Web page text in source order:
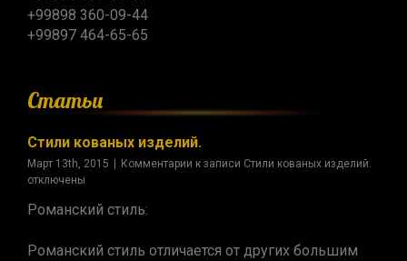
+99898 360-09-44
+99897 464-65-65
Статьи
Стили кованых изделий.
Март 13th, 2015 Комментарии к записи Стили кованых изделий.
отключены
Романский стиль:
Романский стиль отличается от других большим